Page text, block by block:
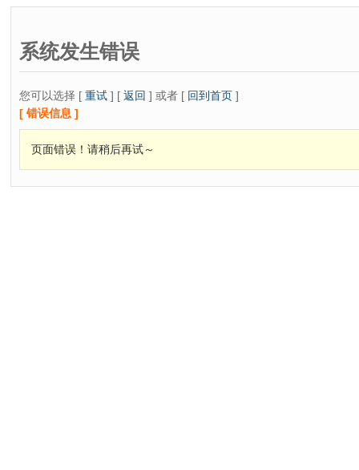
系统发生错误
您可以选择 [ 重试 ] [ 返回 ] 或者 [ 回到首页 ]
[ 错误信息 ]
页面错误！请稍后再试～